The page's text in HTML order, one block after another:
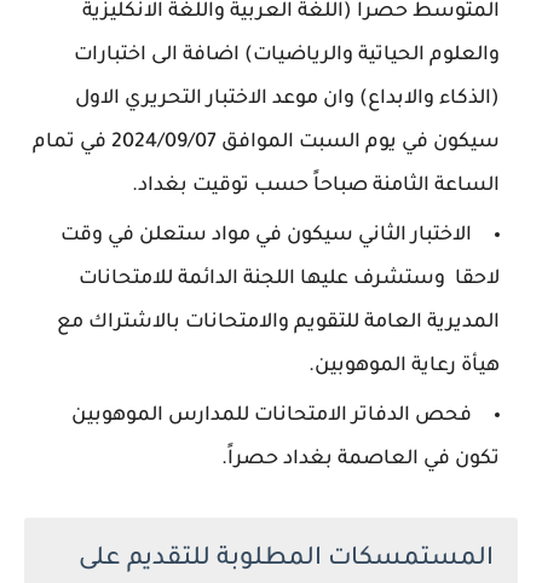
المتوسط حصرا (اللغة العربية واللغة الانكليزية
والعلوم الحياتية والرياضيات) اضافة الى اختبارات
(الذكاء والابداع) وان موعد الاختبار التحريري الاول
سيكون في يوم السبت الموافق 2024/09/07 في تمام
الساعة الثامنة صباحاً حسب توقيت بغداد.
الاختبار الثاني سيكون في مواد ستعلن في وقت
لاحقا وستشرف عليها اللجنة الدائمة للامتحانات
المديرية العامة للتقويم والامتحانات بالاشتراك مع
هيأة رعاية الموهوبين.
فحص الدفاتر الامتحانات للمدارس الموهوبين
تكون في العاصمة بغداد حصراً.
المستمسكات المطلوبة للتقديم على